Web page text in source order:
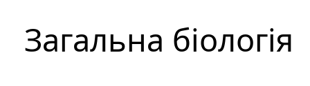
Загальна біологія